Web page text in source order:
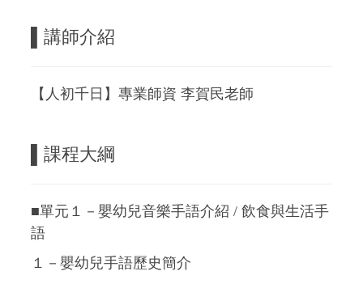
▌講師介紹
【人初千日】專業師資 李賀民老師
▌課程大綱
■單元１－嬰幼兒音樂手語介紹 / 飲食與生活手
語
１－嬰幼兒手語歷史簡介